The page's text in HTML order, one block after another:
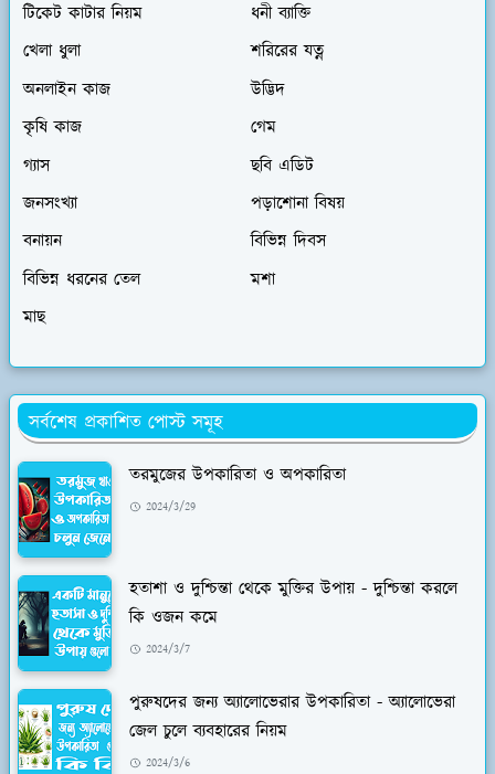
টিকেট কাটার নিয়ম
ধনী ব্যাক্তি
খেলা ধুলা
শরিরের যত্ন
অনলাইন কাজ
উদ্ভিদ
কৃষি কাজ
গেম
গ্যাস
ছবি এডিট
জনসংখ্যা
পড়াশোনা বিষয়
বনায়ন
বিভিন্ন দিবস
বিভিন্ন ধরনের তেল
মশা
মাছ
সর্বশেষ প্রকাশিত পোস্ট সমূহ
তরমুজের উপকারিতা ও অপকারিতা
2024/3/29
হতাশা ও দুশ্চিন্তা থেকে মুক্তির উপায় - দুশ্চিন্তা করলে
কি ওজন কমে
2024/3/7
পুরুষদের জন্য অ্যালোভেরার উপকারিতা - অ্যালোভেরা
জেল চুলে ব্যবহারের নিয়ম
2024/3/6